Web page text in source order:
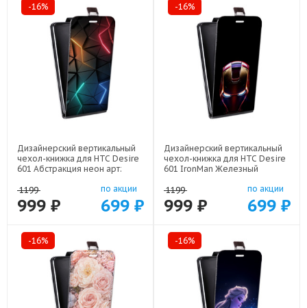
-16%
Дизайнерский вертикальный
чехол-книжка для HTC Desire
601 Абстракция неон арт:
1199
999 ₽
по акции
699 ₽
-16%
Дизайнерский вертикальный
чехол-книжка для HTC Desire
601 IronMan Железный
1199
999 ₽
по акции
699 ₽
-16% -16%